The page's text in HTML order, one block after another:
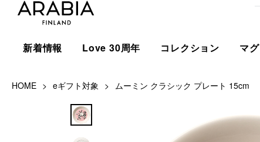
新着情報 Love 30周年 コレクション マグ
HOME eギフト対象 ムーミン クラシック プレート 15cm